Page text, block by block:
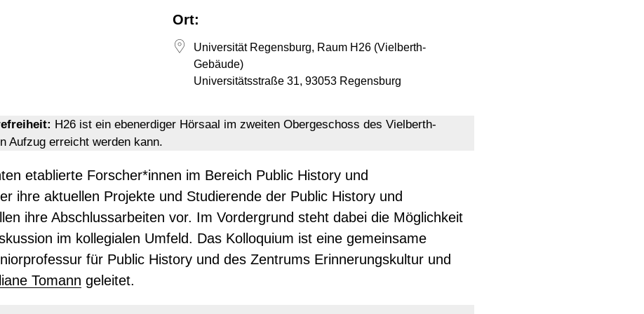
TEAM BEIRAT & MITGLIEDER ENTSTEHUNG
FORSCHUNG & PROJEKTE
ARBEITSPROGRAMM PROJEKTE ARCHIV
STUDIUM
Ort:
Universität Regensburg, Raum H26 (Vielberth-
Gebäude)
Universitätsstraße 31, 93053 Regensburg
H26 ist ein ebenerdiger Hörsaal im zweiten Obergeschoss des Vielberth-
Aufzug erreicht werden kann.
etablierte Forscher*innen im Bereich Public History und
ihre aktuellen Projekte und Studierende der Public History und
ihre Abschlussarbeiten vor. Im Vordergrund steht dabei die Möglichkeit
im kollegialen Umfeld. Das Kolloquium ist eine gemeinsame
für Public History und des Zentrums Erinnerungskultur und
Tomann geleitet.